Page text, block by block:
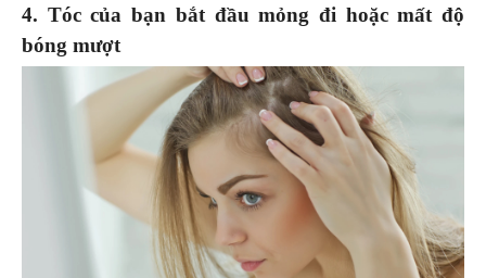
4. Tóc của bạn bắt đầu mỏng đi hoặc mất độ
bóng mượt